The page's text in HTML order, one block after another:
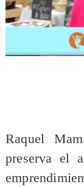
Raquel
preserva el